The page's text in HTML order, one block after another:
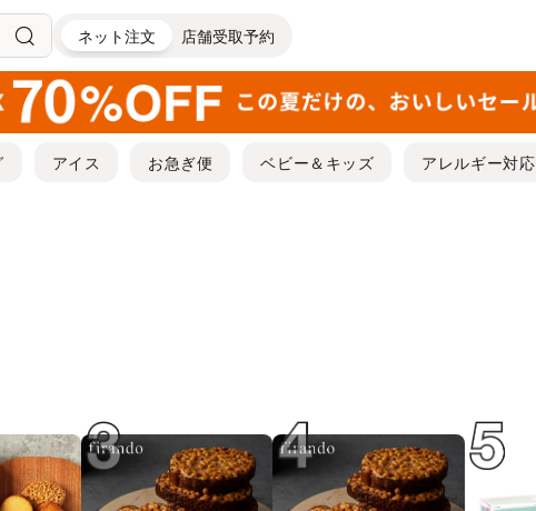
ネット注文 店舗受取予約
アイス お急ぎ便 ベビー＆キッズ アレルギー対応